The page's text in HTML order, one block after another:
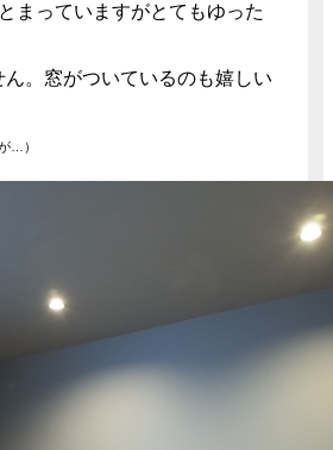
まっていますがとてもゆった
。窓がついているのも嬉しい
…）